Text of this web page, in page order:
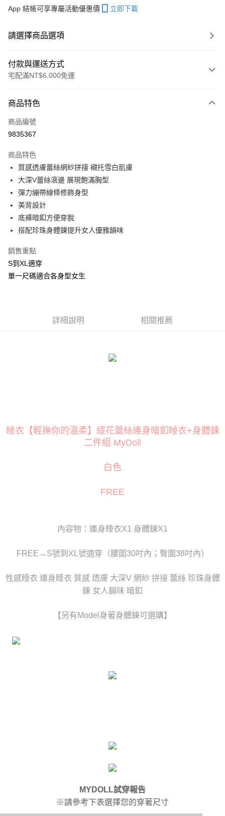
App 結帳可享專屬活動優惠價 立即下載
請選擇商品選項
付款與運送方式
宅配滿NT$6,000免運
信用卡一次付款
信用卡分期付款
合作金庫商業銀行
華南商業銀行
彰化商業銀行
上海商業儲蓄銀行
國泰世華商業銀行
臺灣中小企業銀行
匯豐（台灣）商業銀行
聯邦商業銀行
元大商業銀行
永豐商業銀行
台新國際商業銀行
台灣樂天信用卡公司
超商取貨付款
LINE Pay
Apple Pay
街口支付
AFTEE先享後付
相關說明
【關於「AFTEE先享後付」】
２．便利：只要手機號碼，簡訊認證，即可結帳。
３．安心：先確認商品／服務後，再付款。
結帳頁面，進行簡訊認證並確認金額後，即可完成結帳。
※ 交易是否成功請以「AFTEE先享後付 」之結帳頁面顯示為準，若有關於
是否繳費成功／繳費後需取消欲退款等相關疑問，請聯繫「AFTEE先享後付
https://netprotections.freshdesk.com/support/home
１．透過由恩沛科技股份有限公司提供之「AFTEE先享後付」服務完成之交
權轉讓予恩沛科技股份有限公司。
２．關於個人資料處理事宜，請瀏覽以下網址：
「AFTEE先享後付」，若未經同意申辦者引起之損失，本公司不負相關責
時審查核予不同之上限額度；若仍有額度不足之情形，本公司將視審查結果
恩沛科技股份有限公司將有權停止該用戶之使用額度並採取法律行動。
每筆NT$120
每筆NT$80，滿NT$6,000(含以上)免運費
商品特色
商品編號
9835367
商品特色
質感透膚蕾絲網紗拼接 襯托雪白肌膚
大深V蕾絲滾邊 展現飽滿胸型
彈力繃帶線條修飾身型
美背設計
底褲暗釦方便穿脫
搭配珍珠身體鍊提升女人優雅韻味
銷售重點
S到XL適穿
單一尺碼適合各身型女生
詳細說明 相關推薦
睡衣【輕撫你的溫柔】緹花蕾絲連身暗釦睡衣+身體鍊
二件組 MyDoll
白色
FREE
內容物：連身睡衣X1 身體鍊X1
FREE→S號到XL號適穿（腰圍30吋內；臀圍38吋內）
性感睡衣 連身睡衣 質感 透膚 大深V 網紗 拼接 蕾絲 珍珠身體
鍊 女人韻味 暗釦
【另有Model身著身體鍊可選購】
MYDOLL試穿報告
※請參考下表選擇您的穿著尺寸